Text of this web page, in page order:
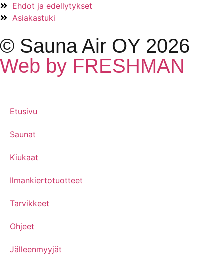
Ehdot ja edellytykset
Asiakastuki
© Sauna Air OY 2026
Web by FRESHMAN
Etusivu
Saunat
Kiukaat
Ilmankiertotuotteet
Tarvikkeet
Ohjeet
Jälleenmyyjät